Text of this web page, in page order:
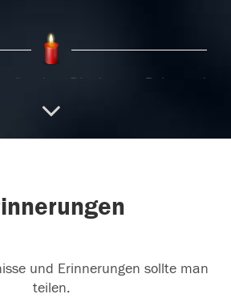
Dir ein gute Reise und
... weiterlesen
und Erinnerungen sollte man
teilen.